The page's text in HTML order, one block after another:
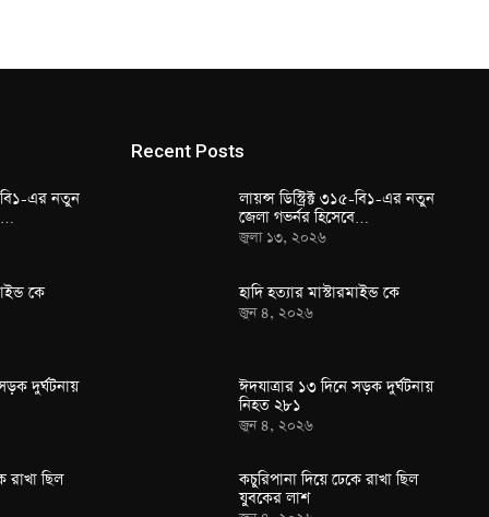
বি১-এর নতুন
কে
দুর্ঘটনায়
রাখা ছিল
Recent Posts
লায়ন্স ডিস্ট্রিক্ট ৩১৫-বি১-এর নতুন
জেলা গভর্নর হিসেবে…
জুলা ১৩, ২০২৬
হাদি হত্যার মাস্টারমাইন্ড কে
জুন ৪, ২০২৬
ঈদযাত্রার ১৩ দিনে সড়ক দুর্ঘটনায়
নিহত ২৮১
জুন ৪, ২০২৬
কচুরিপানা দিয়ে ঢেকে রাখা ছিল
যুবকের লাশ